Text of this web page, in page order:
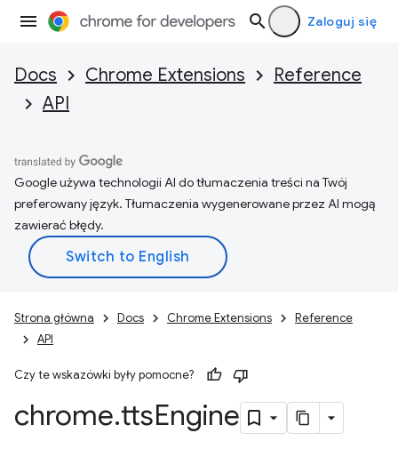
Zaloguj się
Docs Chrome Extensions
Reference
API
Google używa technologii AI do tłumaczenia treści na Twój
preferowany język. Tłumaczenia wygenerowane przez AI mogą
zawierać błędy.
Strona główna Docs Chrome Extensions
Reference
API
Czy te wskazówki były pomocne?
chrome.ttsEngine